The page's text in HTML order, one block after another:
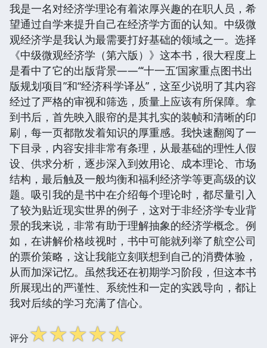
我是一名对经济学理论有着浓厚兴趣的在职人员，希
望通过自学来提升自己在经济学方面的认知。中级微
观经济学是我认为最需要打好基础的领域之一。选择
《中级微观经济学（第六版）》这本书，很大程度上
是看中了它的出版背景——“‘十一五’国家重点图书出
版规划项目”和“经济科学译丛”，这至少说明了其内容
经过了严格的审视和筛选，质量上应该有所保障。拿
到书后，首先映入眼帘的是其扎实的装帧和清晰的印
刷，每一页都散发着知识的厚重感。我快速翻阅了一
下目录，内容安排非常有条理，从最基础的理性人假
设、供求分析，逐步深入到效用论、成本理论、市场
结构，最后触及一般均衡和福利经济学等更高级的议
题。吸引我的是书中在介绍每个理论时，都尽量引入
了较为贴近现实世界的例子，这对于非经济学专业背
景的我来说，非常有助于理解抽象的经济学概念。例
如，在讲解价格歧视时，书中可能就列举了航空公司
的票价策略，这让我能立刻联想到自己的消费体验，
从而加深记忆。虽然我还在初期学习阶段，但这本书
所展现出的严谨性、系统性和一定的实践导向，都让
我对后续的学习充满了信心。
评分☆☆☆☆☆